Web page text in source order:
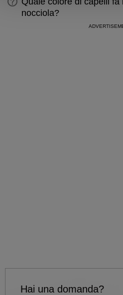
nocciola?
Hai una domanda?